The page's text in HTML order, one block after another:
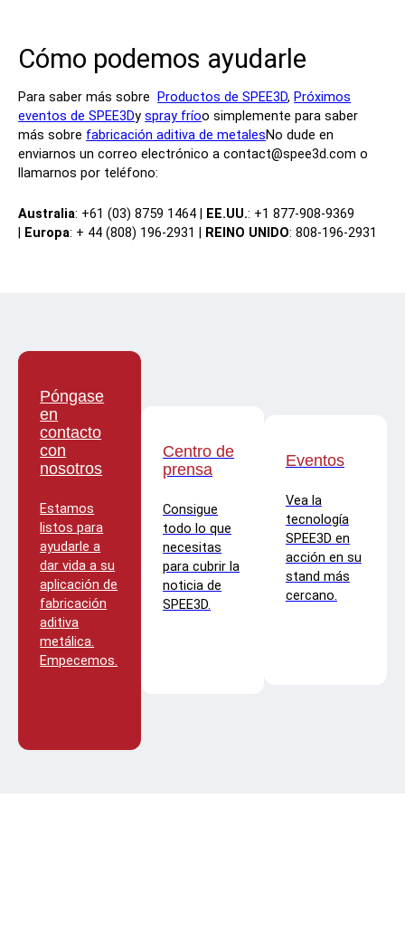
Cómo podemos ayudarle
Para saber más sobre Productos de SPEE3D, Próximos
eventos de SPEE3Dyspray fríoo simplemente para saber
más sobre fabricación aditiva de metalesNo dude en
enviarnos un correo electrónico a contact@spee3d.com o
llamarnos por teléfono:
Australia: +61 (03) 8759 1464 | EE.UU.: +1 877-908-9369
Europa: + 44 (808) 196-2931 | REINO UNIDO: 808-196-2931
Póngase
en
contacto
con
nosotros
Estamos
listos para
ayudarle a
dar vida a su
aplicación de
fabricación
aditiva
metálica.
Empecemos.
Centro de
prensa
Consigue
todo lo que
necesitas
para cubrir la
noticia de
SPEE3D.
Eventos
Vea la
tecnología
SPEE3D en
acción en su
stand más
cercano.